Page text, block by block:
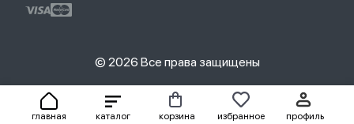
главная каталог корзина избранное профиль
© 2026 Все права защищены